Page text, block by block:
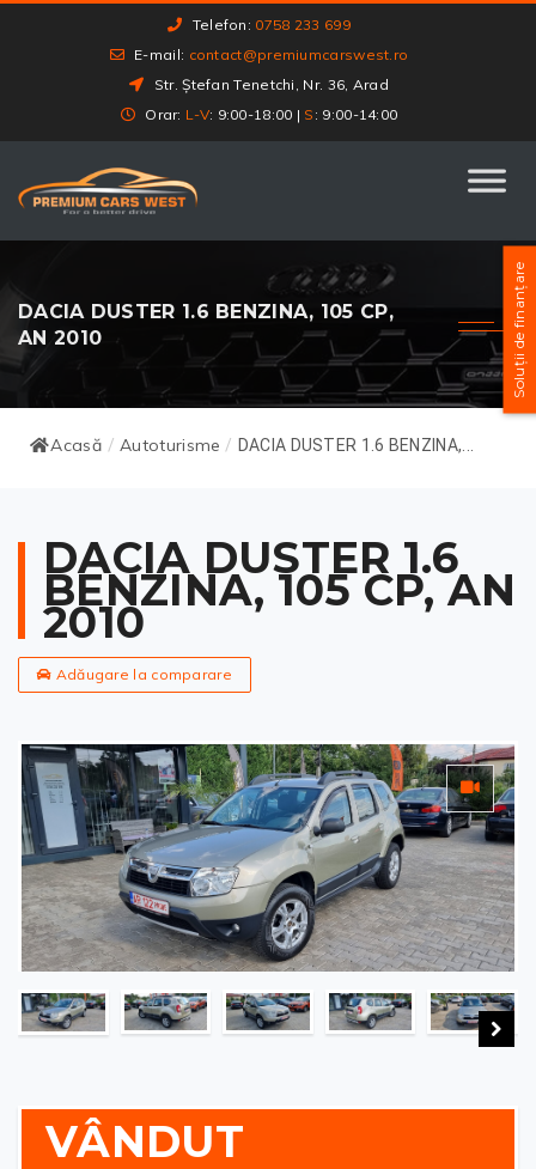
Telefon: 0758 233 699
E-mail: contact@premiumcarswest.ro
Str. Ștefan Tenetchi, Nr. 36, Arad
Orar: L-V: 9:00-18:00 | S : 9:00-14:00
DACIA DUSTER 1.6 BENZINA, 105 CP,
AN 2010
Acasă / Autoturisme / DACIA DUSTER 1.6 BENZINA,...
DACIA DUSTER 1.6
BENZINA, 105 CP, AN
2010
Adăugare la comparare
VÂNDUT
Soluții de finanțare